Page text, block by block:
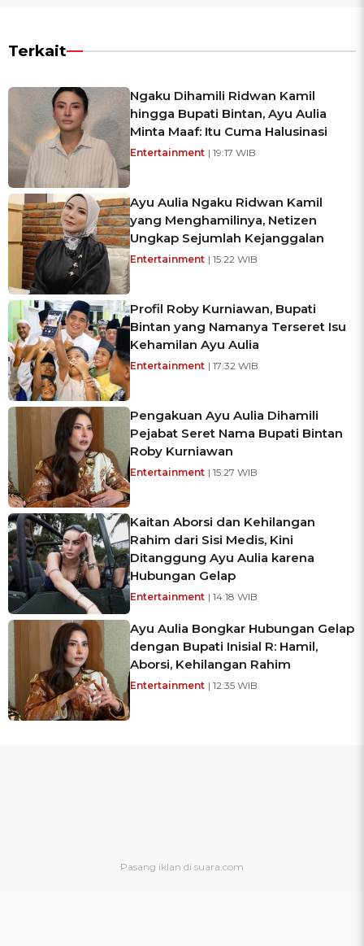
Terkait
Ngaku Dihamili Ridwan Kamil
hingga Bupati Bintan, Ayu Aulia
Minta Maaf: Itu Cuma Halusinasi
Entertainment | 19:17 WIB
Ayu Aulia Ngaku Ridwan Kamil
yang Menghamilinya, Netizen
Ungkap Sejumlah Kejanggalan
Entertainment | 15:22 WIB
Profil Roby Kurniawan, Bupati
Bintan yang Namanya Terseret Isu
Kehamilan Ayu Aulia
Entertainment | 17:32 WIB
Pengakuan Ayu Aulia Dihamili
Pejabat Seret Nama Bupati Bintan
Roby Kurniawan
Entertainment | 15:27 WIB
Kaitan Aborsi dan Kehilangan
Rahim dari Sisi Medis, Kini
Ditanggung Ayu Aulia karena
Hubungan Gelap
Entertainment | 14:18 WIB
Ayu Aulia Bongkar Hubungan Gelap
dengan Bupati Inisial R: Hamil,
Aborsi, Kehilangan Rahim
Entertainment | 12:35 WIB